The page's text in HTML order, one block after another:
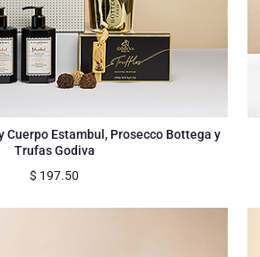
Cuerpo Estambul, Prosecco Bottega y
Trufas Godiva
$ 197.50